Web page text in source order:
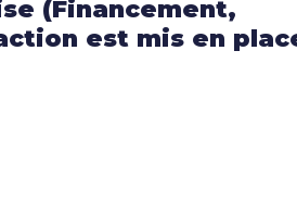
(Financement,
est mis en